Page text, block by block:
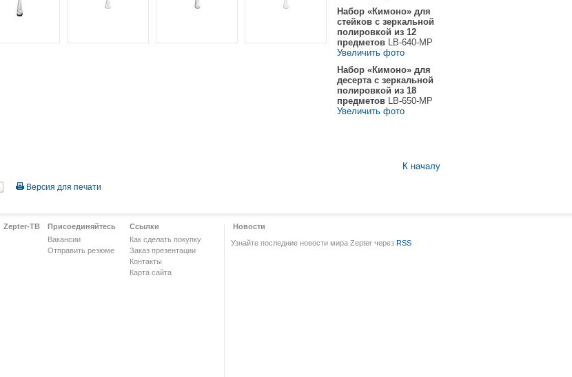
Набор «Кимоно» для
стейков с зеркальной
полировкой из 12
предметов LB-640-MP
Увеличить фото
Набор «Кимоно» для
десерта с зеркальной
полировкой из 18
предметов LB-650-MP
Увеличить фото
К началу
Версия для печати
Zepter-ТВ
Присоединяйтесь
Вакансии
Отправить резюме
Ссылки
Как сделать покупку
Заказ презентации
Контакты
Карта сайта
Новости
Узнайте последние новости мира Zepter через RSS